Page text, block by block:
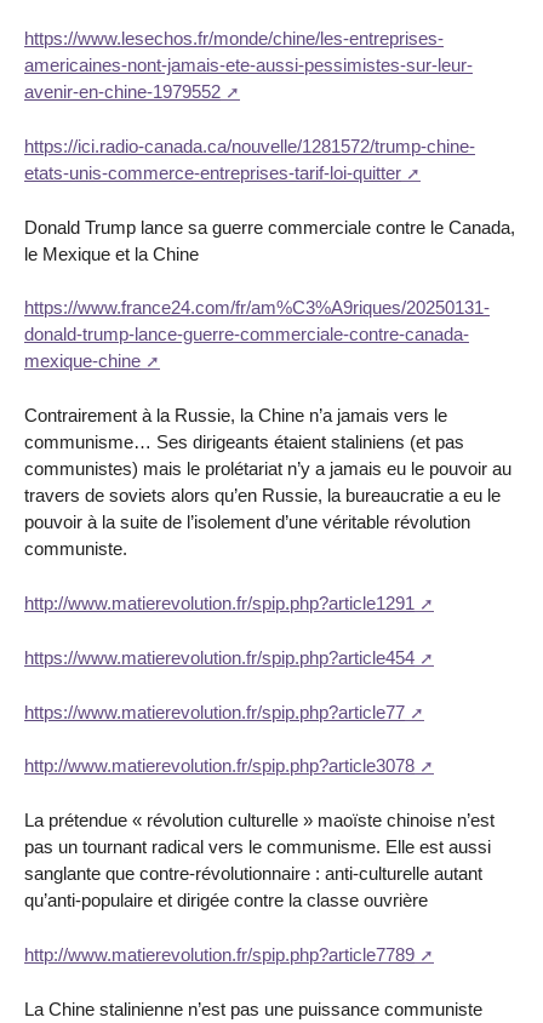
https://www.lesechos.fr/monde/chine/les-entreprises-
americaines-nont-jamais-ete-aussi-pessimistes-sur-leur-
avenir-en-chine-1979552
https://ici.radio-canada.ca/nouvelle/1281572/trump-chine-
etats-unis-commerce-entreprises-tarif-loi-quitter
Donald Trump lance sa guerre commerciale contre le Canada,
le Mexique et la Chine
https://www.france24.com/fr/am%C3%A9riques/20250131-
donald-trump-lance-guerre-commerciale-contre-canada-
mexique-chine
Contrairement à la Russie, la Chine n’a jamais vers le
communisme… Ses dirigeants étaient staliniens (et pas
communistes) mais le prolétariat n’y a jamais eu le pouvoir au
travers de soviets alors qu’en Russie, la bureaucratie a eu le
pouvoir à la suite de l’isolement d’une véritable révolution
communiste.
http://www.matierevolution.fr/spip.php?article1291
https://www.matierevolution.fr/spip.php?article454
https://www.matierevolution.fr/spip.php?article77
http://www.matierevolution.fr/spip.php?article3078
La prétendue « révolution culturelle » maoïste chinoise n’est
pas un tournant radical vers le communisme. Elle est aussi
sanglante que contre-révolutionnaire : anti-culturelle autant
qu’anti-populaire et dirigée contre la classe ouvrière
http://www.matierevolution.fr/spip.php?article7789
La Chine stalinienne n’est pas une puissance communiste